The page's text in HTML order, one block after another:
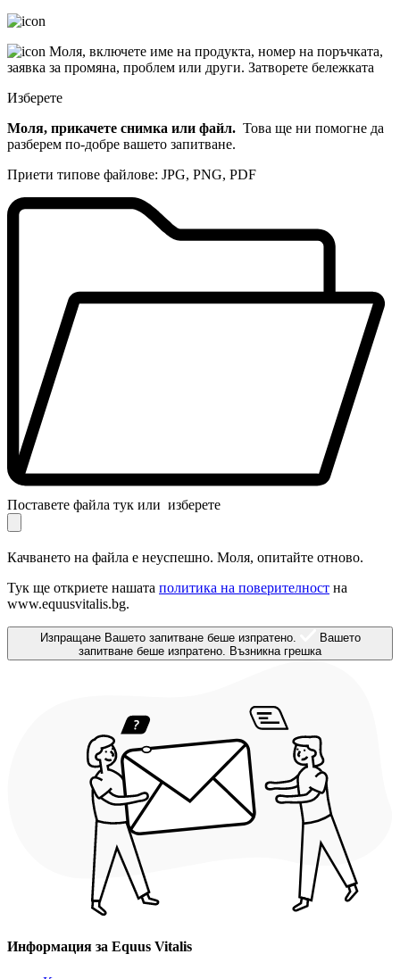
Моля, включете име на продукта, номер на поръчката,
заявка за промяна, проблем или други. Затворете бележката
Изберете
Моля, прикачете снимка или файл. Това ще ни помогне да
разберем по-добре вашето запитване.
Приети типове файлове: JPG, PNG, PDF
Поставете файла тук или изберете
Качването на файла е неуспешно. Моля, опитайте отново.
Тук ще откриете нашата политика на поверителност на
www.equusvitalis.bg.
Изпращане Вашето запитване беше изпратено.
Вашето
запитване беше изпратено. Възникна грешка
Информация за Equus Vitalis